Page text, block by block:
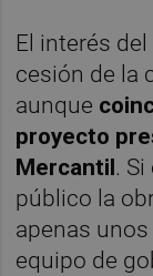
El interés
cesión de la
aunque
proyecto
Mercantil.
público la
apenas
equipo de